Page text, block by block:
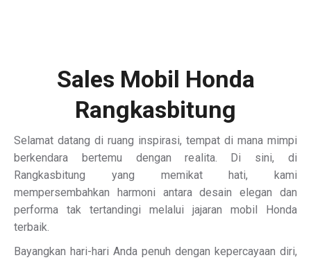
Sales Mobil Honda
Rangkasbitung
Selamat datang di ruang inspirasi, tempat di mana mimpi
berkendara bertemu dengan realita. Di sini, di
Rangkasbitung yang memikat hati, kami
mempersembahkan harmoni antara desain elegan dan
performa tak tertandingi melalui jajaran mobil Honda
terbaik.
Bayangkan hari-hari Anda penuh dengan kepercayaan diri,